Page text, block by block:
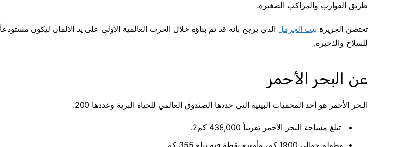
طريق القوارب والمراكب الصغيرة.
تحتضن الجزيرة بيت الجرمل الذي يرجح بأنه قد تم بناؤه خلال الحرب العالمية الأولى على يد الألمان ليكون مستودعاً
للسلاح والذخيرة.
عن البحر الأحمر
البحر الأحمر هو أحد المحميات البيئية التي حددها الصندوق العالمي للحياة البرية وعددها 200.
تبلغ مساحة البحر الأحمر تقريباً 438,000 كم2.
وطوله حوالي 1900 كم، وأوسع نقطة فيه تبلغ 355 كم.